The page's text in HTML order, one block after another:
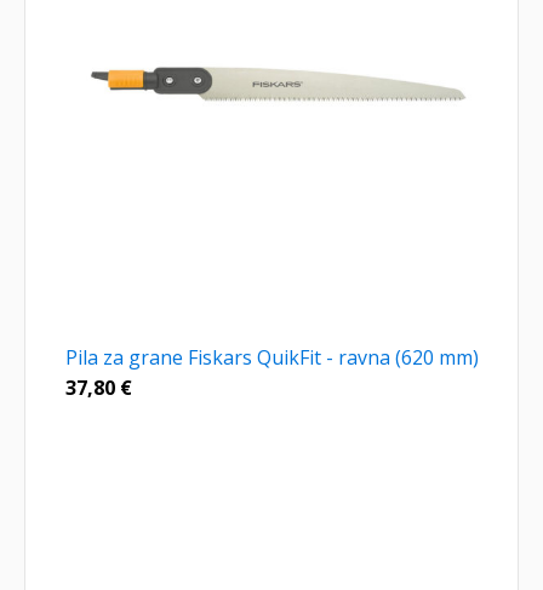
Pila za grane Fiskars QuikFit - ravna (620 mm)
37,80 €